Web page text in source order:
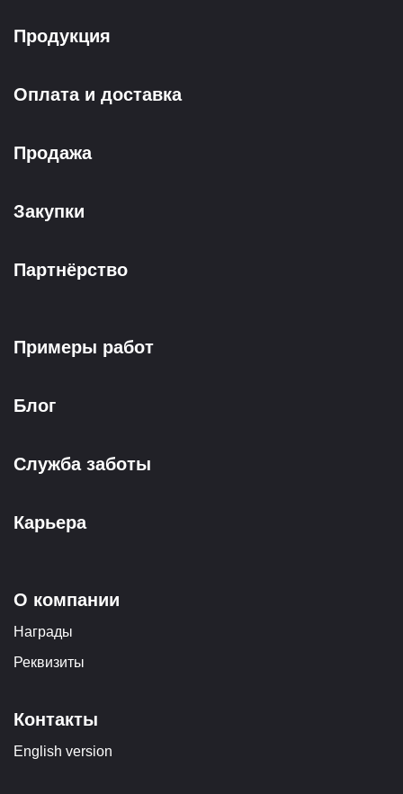
Продукция
Оплата и доставка
Продажа
Закупки
Партнёрство
Примеры работ
Блог
Служба заботы
Карьера
О компании
Награды
Реквизиты
Контакты
English version